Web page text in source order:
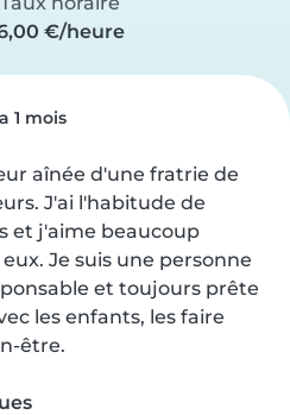
€/heure
1 mois
aînée d'une fratrie de
J'ai l'habitude de
et j'aime beaucoup
Je suis une personne
et toujours prête
les enfants, les faire
être.